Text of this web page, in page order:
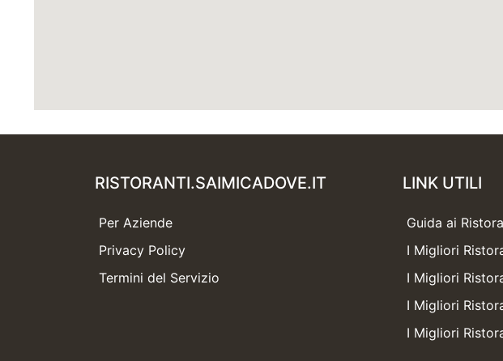
RISTORANTI.SAIMICADOVE.IT
Per Aziende
Privacy Policy
Termini del Servizio
LINK UTILI
Guida ai
I Migliori
I Migliori
I Migliori
I Migliori